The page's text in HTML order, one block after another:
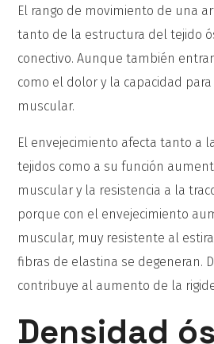
El rango de movimiento de una
tanto de la estructura del tejido
conectivo. Aunque también
como el dolor y la capacidad
muscular.
El envejecimiento afecta tanto a
tejidos como a su función
muscular y la resistencia a la
porque con el envejecimiento
muscular, muy resistente al
fibras de elastina se degeneran.
contribuye al aumento de la
Densidad